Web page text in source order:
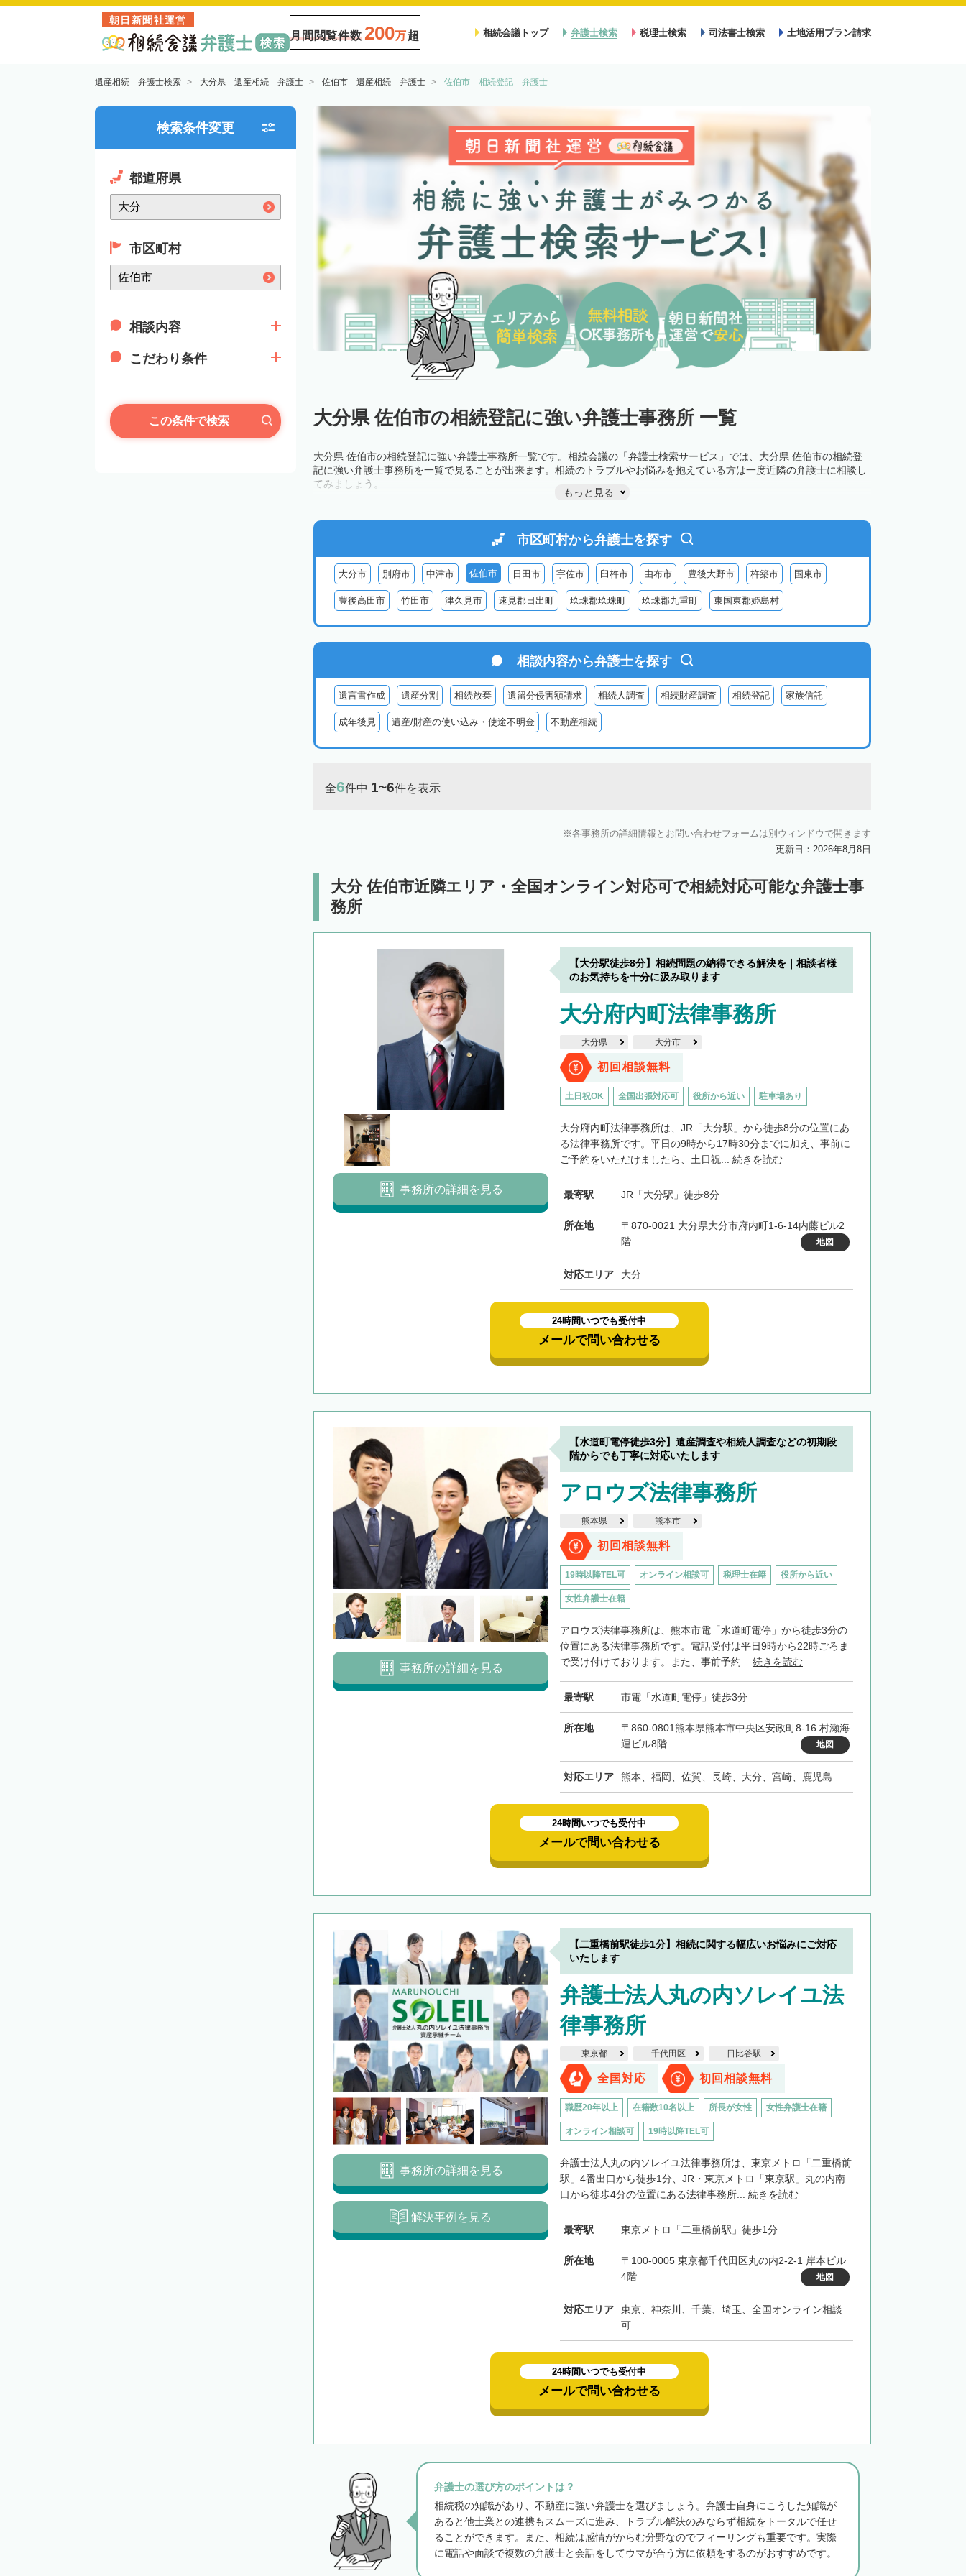
朝日新聞社運営
月間閲覧件数 200万超 相続会議トップ 弁護士検索 税理士検索 司法書士検索 土地活用プラン請求
遺産相続 弁護士検索 大分県 遺産相続 弁護士 佐伯市 遺産相続 弁護士 佐伯市 相続登記 弁護士
検索条件変更
都道府県
市区町村
相談内容
こだわり条件
この条件で検索 大分県 佐伯市の相続登記に強い弁護士事務所 一覧
大分県 佐伯市の相続登記に強い弁護士事務所一覧です。相続会議の「弁護士検索サービス」では、大分県 佐伯市の相続登
記に強い弁護士事務所を一覧で見ることが出来ます。相続のトラブルやお悩みを抱えている方は一度近隣の弁護士に相談し
てみましょう。
もっと見る
市区町村から弁護士を探す
大分市 別府市 中津市 佐伯市 日田市 宇佐市 臼杵市 由布市 豊後大野市 杵築市 国東市
豊後高田市 竹田市 津久見市 速見郡日出町 玖珠郡玖珠町 玖珠郡九重町 東国東郡姫島村
相談内容から弁護士を探す
遺言書作成 遺産分割 相続放棄 遺留分侵害額請求 相続人調査 相続財産調査 相続登記 家族信託
成年後見 遺産/財産の使い込み・使途不明金 不動産相続
全6件中 1~6件を表示
各事務所の詳細情報とお問い合わせフォームは別ウィンドウで開きます
更新日：2026年8月8日
大分 佐伯市近隣エリア・全国オンライン対応可で相続対応可能な弁護士事
務所
【大分駅徒歩8分】相続問題の納得できる解決を｜相談者様
のお気持ちを十分に汲み取ります
大分府内町法律事務所
大分県 大分市
初回相談無料
土日祝OK 全国出張対応可 役所から近い 駐車場あり
大分府内町法律事務所は、JR「大分駅」から徒歩8分の位置にあ
る法律事務所です。平日の9時から17時30分までに加え、事前に
ご予約をいただけましたら、土日祝... 続きを読む
最寄駅 JR「大分駅」徒歩8分
所在地
〒870-0021 大分県大分市府内町1-6-14内藤ビル2
階
地図
対応エリア 大分
事務所の詳細を見る
24時間いつでも受付中
メールで問い合わせる
【水道町電停徒歩3分】遺産調査や相続人調査などの初期段
階からでも丁寧に対応いたします
アロウズ法律事務所
熊本県 熊本市
初回相談無料
19時以降TEL可 オンライン相談可 税理士在籍 役所から近い
女性弁護士在籍
アロウズ法律事務所は、熊本市電「水道町電停」から徒歩3分の
位置にある法律事務所です。電話受付は平日9時から22時ごろま
で受け付けております。また、事前予約... 続きを読む
最寄駅 市電「水道町電停」徒歩3分
所在地
〒860-0801熊本県熊本市中央区安政町8-16 村瀬海
運ビル8階
地図
対応エリア 熊本、福岡、佐賀、長崎、大分、宮崎、鹿児島
事務所の詳細を見る
24時間いつでも受付中
メールで問い合わせる
【二重橋前駅徒歩1分】相続に関する幅広いお悩みにご対応
いたします
弁護士法人丸の内ソレイユ法
律事務所
東京都 千代田区 日比谷駅
全国対応 初回相談無料
職歴20年以上 在籍数10名以上 所長が女性 女性弁護士在籍
オンライン相談可 19時以降TEL可
弁護士法人丸の内ソレイユ法律事務所は、東京メトロ「二重橋前
駅」4番出口から徒歩1分、JR・東京メトロ「東京駅」丸の内南
口から徒歩4分の位置にある法律事務所... 続きを読む
最寄駅 東京メトロ「二重橋前駅」徒歩1分
所在地
〒100-0005 東京都千代田区丸の内2-2-1 岸本ビル
4階
地図
対応エリア
東京、神奈川、千葉、埼玉、全国オンライン相談
可
事務所の詳細を見る
解決事例を見る
24時間いつでも受付中
メールで問い合わせる
弁護士の選び方のポイントは？
相続税の知識があり、不動産に強い弁護士を選びましょう。弁護士自身にこうした知識が
あると他士業との連携もスムーズに進み、トラブル解決のみならず相続をトータルで任せ
ることができます。また、相続は感情がからむ分野なのでフィーリングも重要です。実際
に電話や面談で複数の弁護士と会話をしてウマが合う方に依頼をするのがおすすめです。